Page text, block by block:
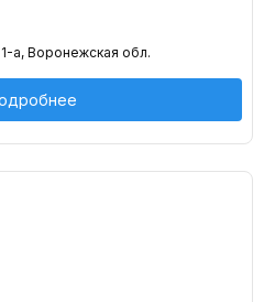
а, Воронежская обл.